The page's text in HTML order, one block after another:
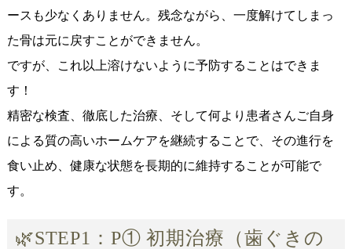
ースも少なくありません。残念ながら、一度解けてしまっ
た骨は元に戻すことができません。
ですが、これ以上溶けないように予防することはできま
す！
精密な検査、徹底した治療、そして何より患者さんご自身
による質の高いホームケアを継続することで、その進行を
食い止め、健康な状態を長期的に維持することが可能で
す。
🌿STEP1：P① 初期治療（歯ぐきの